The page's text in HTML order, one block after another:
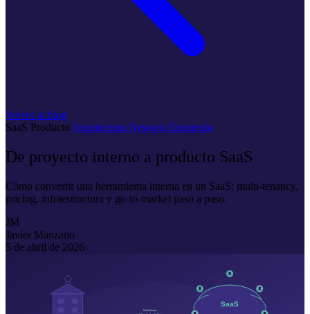
Volver al blog
SaaS Producto Arquitectura Negocio Estrategia
De proyecto interno a producto SaaS
Cómo convertir una herramienta interna en un SaaS: multi-tenancy,
pricing, infraestructura y go-to-market paso a paso.
JM
Javier Manzano
5 de abril de 2026